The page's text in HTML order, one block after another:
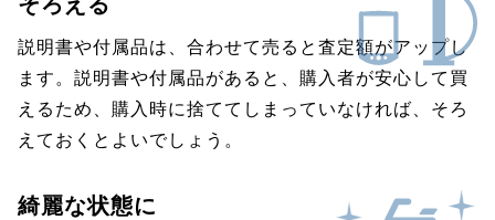
説明書や付属品は、合わせて売ると査定額がアップし
ます。説明書や付属品があると、購入者が安心して買
えるため、購入時に捨ててしまっていなければ、そろ
えておくとよいでしょう。
綺麗な状態に